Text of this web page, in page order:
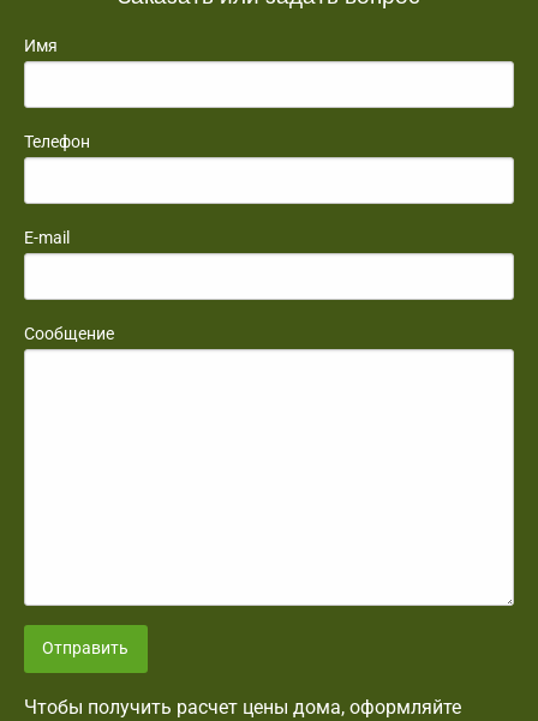
Имя
Телефон
E-mail
Сообщение
Отправить
Чтобы получить расчет цены дома, оформляйте